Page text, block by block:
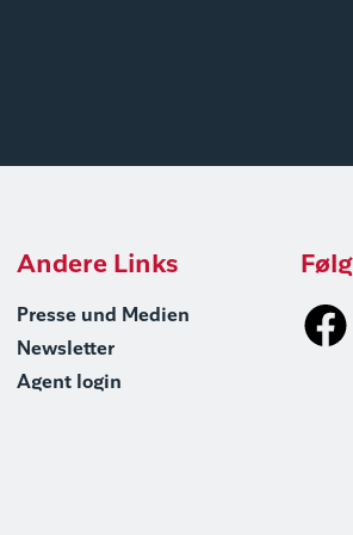
Andere Links
Presse und Medien
Newsletter
Agent login
Følg